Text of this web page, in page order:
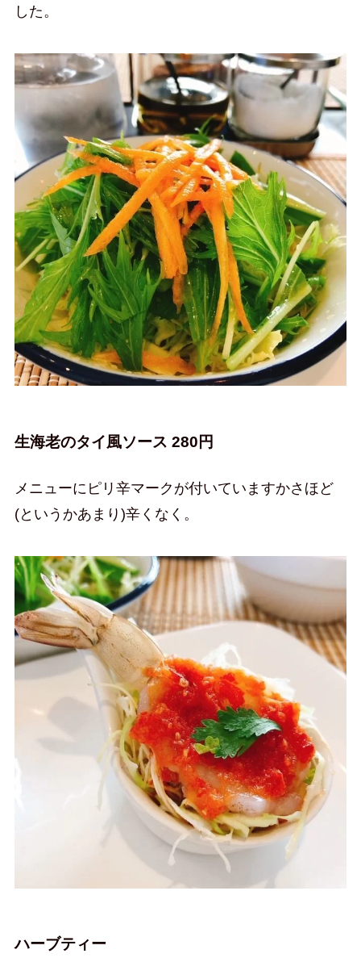
した。
生海老のタイ風ソース 280円
メニューにピリ辛マークが付いていますかさほど
(というかあまり)辛くなく。
ハーブティー